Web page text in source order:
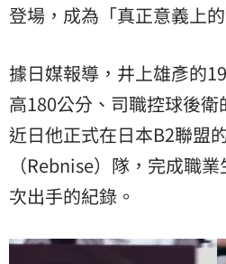
登場，成為「真正意義上
據日媒報導，井上雄彥的
高180公分、司職控球後衛
近日他正式在日本B2聯盟
（Rebnise）隊，完成職
次出手的紀錄。​​